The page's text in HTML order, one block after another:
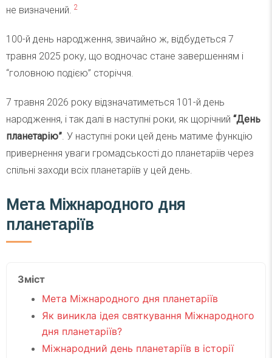
не визначений. 2
100-й день народження, звичайно ж, відбудеться 7
травня 2025 року, що водночас стане завершенням і
“головною подією” сторіччя.
7 травня 2026 року відзначатиметься 101-й день
народження, і так далі в наступні роки, як щорічний “День
планетарію”. У наступні роки цей день матиме функцію
привернення уваги громадськості до планетаріїв через
спільні заходи всіх планетаріїв у цей день.
Мета Міжнародного дня
планетаріїв
Зміст
Мета Міжнародного дня планетаріїв
Як виникла ідея святкування Міжнародного
дня планетаріїв?
Міжнародний день планетаріїв в історії